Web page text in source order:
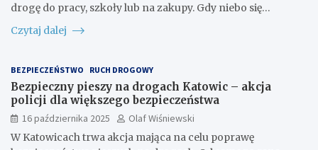
drogę do pracy, szkoły lub na zakupy. Gdy niebo się…
Czytaj dalej
BEZPIECZEŃSTWO RUCH DROGOWY
Bezpieczny pieszy na drogach Katowic – akcja
policji dla większego bezpieczeństwa
16 października 2025
Olaf Wiśniewski
W Katowicach trwa akcja mająca na celu poprawę